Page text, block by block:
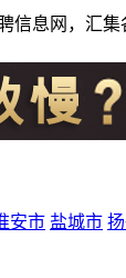
信息网，汇
安市 盐城市